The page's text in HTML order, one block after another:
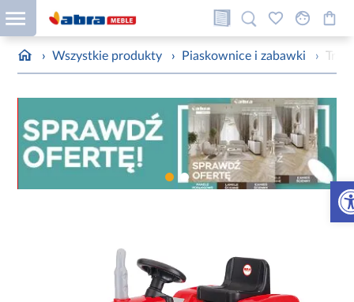
› Wszystkie produkty › Piaskownice i zabawki ›